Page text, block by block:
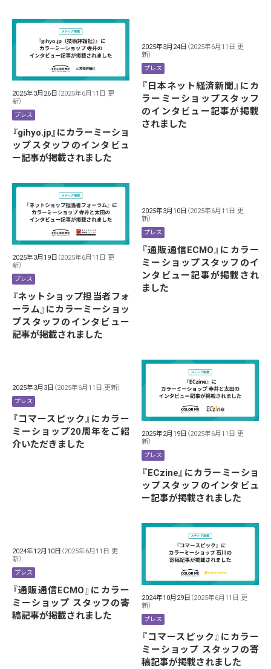
2025年3月26日 （2025年6月11日 更
新）
プレス
『gihyo.jp⁠』にカラーミーショ
ップスタッフのインタビュ
ー記事が掲載されました
2025年3月24日 （2025年6月11日 更
新）
プレス
『日本ネット経済新聞』にカ
ラーミーショップスタッフ
のインタビュー記事が掲載
されました
2025年3月19日 （2025年6月11日 更
新）
プレス
『ネットショップ担当者フォ
ーラム』にカラーミーショッ
プスタッフのインタビュー
記事が掲載されました
2025年3月10日 （2025年6月11日 更
新）
プレス
『通販通信ECMO』にカラー
ミーショップスタッフのイ
ンタビュー記事が掲載され
ました
2025年3月3日 （2025年6月11日 更新）
プレス
『コマースピック』にカラー
ミーショップ20周年をご紹
介いただきました
2025年2月19日 （2025年6月11日 更
新）
プレス
『ECzine』にカラーミーショ
ップスタッフのインタビュ
ー記事が掲載されました
2024年12月10日 （2025年6月11日 更
新）
プレス
『通販通信ECMO』にカラー
ミーショップ スタッフの寄
稿記事が掲載されました
2024年10月29日 （2025年6月11日 更
新）
プレス
『コマースピック』にカラー
ミーショップ スタッフの寄
稿記事が掲載されました